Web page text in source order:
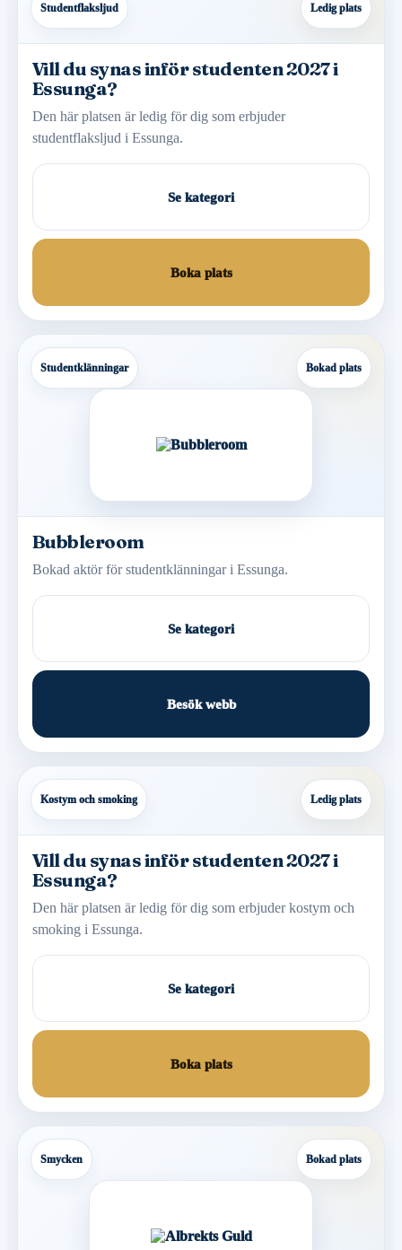
Studentflaksljud Ledig plats
Vill du synas inför studenten 2027 i
Essunga?
Den här platsen är ledig för dig som erbjuder
studentflaksljud i Essunga.
Se kategori
Boka plats
Studentklänningar Bokad plats
Bubbleroom
Bokad aktör för studentklänningar i Essunga.
Se kategori
Besök webb
Kostym och smoking Ledig plats
Vill du synas inför studenten 2027 i
Essunga?
Den här platsen är ledig för dig som erbjuder kostym och
smoking i Essunga.
Se kategori
Boka plats
Smycken Bokad plats